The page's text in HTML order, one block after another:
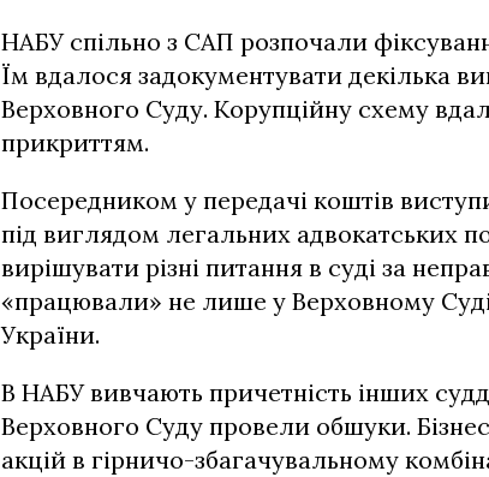
НАБУ спільно з САП розпочали
Їм вдалося задокументувати декілька
Верховного Суду. Корупційну схему
прикриттям.
Посередником у передачі коштів
під виглядом легальних адвокатських
вирішувати різні питання в суді за
«працювали» не лише у Верховному
України.
В НАБУ вивчають причетність інших
Верховного Суду провели обшуки.
акцій в гірничо-збагачувальному